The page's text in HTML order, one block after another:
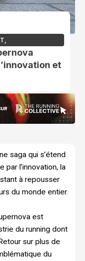
et
saga qui s’étend
par l’innovation, la
à repousser
du monde entier.
est
du running dont
sur plus de
du